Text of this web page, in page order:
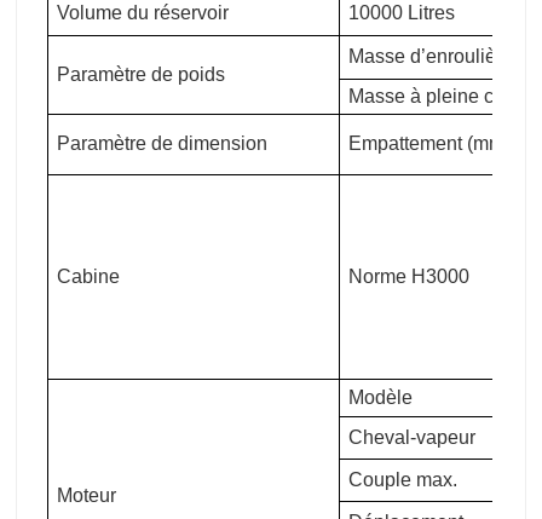
Volume du réservoir 10000 Litres
Paramètre de poids
Masse d’enroulière
Masse à pleine
Paramètre de dimension Empattement (mm)
Cabine Norme H3000
Moteur
Modèle
Cheval-vapeur
Couple max.